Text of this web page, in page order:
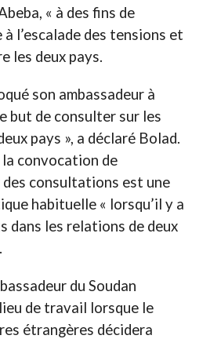
« à des fins de
l’escalade des tensions et
les deux pays.
son ambassadeur à
but de consulter sur les
pays », a déclaré Bolad.
convocation de
des consultations est une
habituelle « lorsqu’il y a
dans les relations de deux
du Soudan
de travail lorsque le
étrangères décidera